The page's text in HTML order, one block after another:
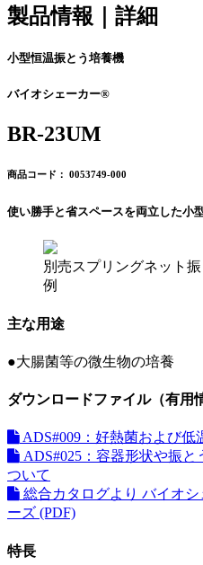
製品情報｜詳細
小型恒温振とう培養機
バイオシェーカー®
BR-23UM
商品コード： 0053749-000
使い勝手と省スペースを両立した小
別売スプリングネット
例
主な用途
●大腸菌等の微生物の培養
ダウンロードファイル（有用
ADS#009：好熱菌および低
ADS#025：容器形状や振
ついて
総合カタログより バイオシ
ーズ (PDF)
特長